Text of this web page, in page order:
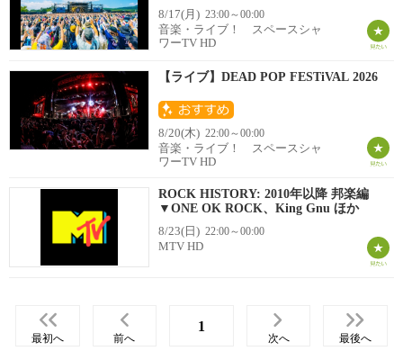
8/17(月) 23:00～00:00
音楽・ライブ！ スペースシャ
ワーTV HD
【ライブ】DEAD POP FESTiVAL 2026
8/20(木) 22:00～00:00
音楽・ライブ！ スペースシャ
ワーTV HD
ROCK HISTORY: 2010年以降 邦楽編
▼ONE OK ROCK、King Gnu ほか
8/23(日) 22:00～00:00
MTV HD
最初へ 前へ
1
次へ 最後へ